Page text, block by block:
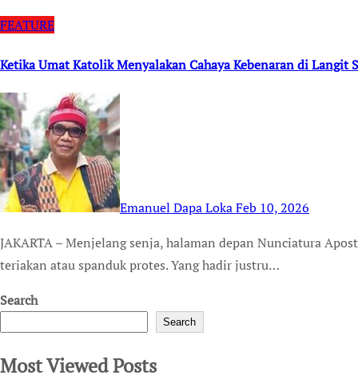
FEATURE
Ketika Umat Katolik Menyalakan Cahaya Kebenaran di Langit
Emanuel Dapa LokaFeb 10, 2026
JAKARTA – Menjelang senja, halaman depan Nunciatura Apostolik—Kedutaan Besar Vatikan—tidak dipenuhi
teriakan atau spanduk protes. Yang hadir justru…
Search
Search
Most Viewed Posts